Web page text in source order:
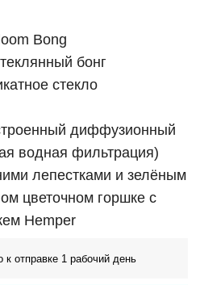
Bong
бонг
стекло
диффузионный
водная фильтрация)
лепестками и зелёным
цветочном горшке с
Hemper
к отправке 1 рабочий день